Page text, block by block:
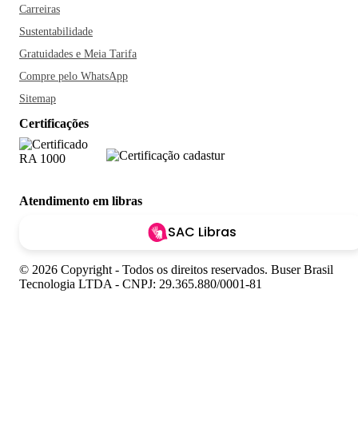
Carreiras
Sustentabilidade
Gratuidades e Meia Tarifa
Compre pelo WhatsApp
Sitemap
Certificações
Atendimento em libras
SAC Libras
© 2026 Copyright - Todos os direitos reservados. Buser Brasil
Tecnologia LTDA - CNPJ: 29.365.880/0001-81